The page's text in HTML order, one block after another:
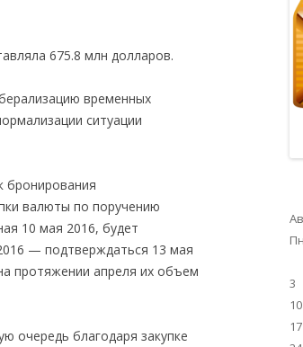
675.8 млн долларов.
временных
ситуации
бронирования
валюты по поручению
10 мая 2016, будет
— подтверждаться 13 мая
протяжении апреля их объем
очередь благодаря закупке
Пн
3
10
17